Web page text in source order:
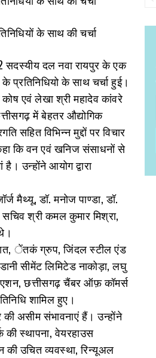
सदस्यीय दल नवा रायपुर के एक
के साथ चर्चा हुई।
एवं लेखा श्री महादेव कांवरे
में बेहतर औद्योगिक
सहित विभिन्न मुद्दों पर विचार
कि वन एवं खनिज संसाधनों से
उन्होंने आयोग द्वारा
मैथ्यू, डॉ. मनोज पाण्डा, डॉ.
श्री कमल कुमार मिश्रा,
ेंतकं ग्रुप, जिंदल स्टील एंड
सीमेंट लिमिटेड नाकोड़ा, लघु
छत्तीसगढ़ चैंबर ऑफ़ कॉमर्स
शामिल हुए।
की असीम संभावनाएं हैं। उन्होंने
की स्थापना, वेयरहाउस
की उचित व्यवस्था, रिन्यूअल